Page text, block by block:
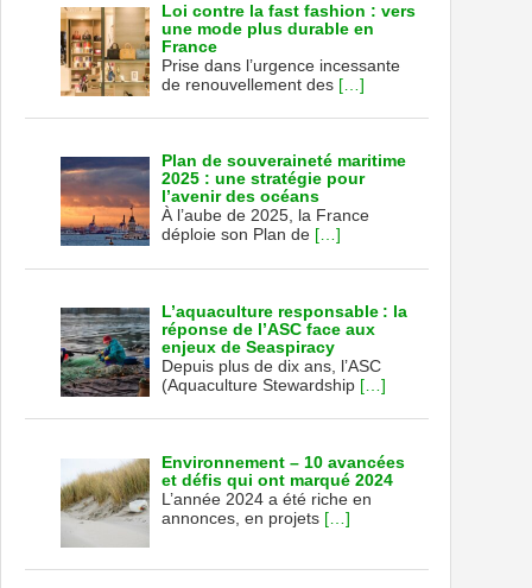
Loi contre la fast fashion : vers
une mode plus durable en
France
Prise dans l’urgence incessante
de renouvellement des […]
Plan de souveraineté maritime
2025 : une stratégie pour
l’avenir des océans
À l’aube de 2025, la France
déploie son Plan de […]
L’aquaculture responsable : la
réponse de l’ASC face aux
enjeux de Seaspiracy
Depuis plus de dix ans, l’ASC
(Aquaculture Stewardship […]
Environnement – 10 avancées
et défis qui ont marqué 2024
L’année 2024 a été riche en
annonces, en projets […]